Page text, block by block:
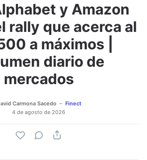
Adjuntar imagen Comentar
y Amazon
rally que acerca al
a máximos |
diario de
mercados
Carmona Sacedo
Finect
4 de agosto de 2026